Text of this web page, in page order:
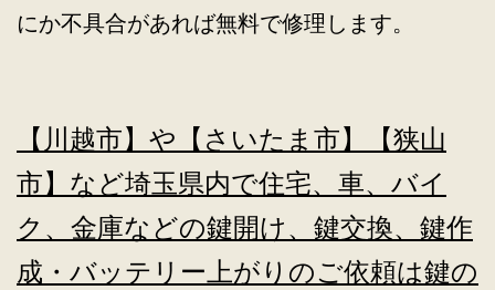
にか不具合があれば無料で修理します。
【川越市】や【さいたま市】【狭山
市】など埼玉県内で住宅、車、バイ
ク、金庫などの鍵開け、鍵交換、鍵作
成・バッテリー上がりのご依頼は鍵の